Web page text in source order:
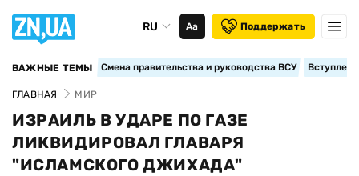
RU Аа Поддержать
ВАЖНЫЕ ТЕМЫ Смена правительства и руководства ВСУ
ГЛАВНАЯ МИР
ИЗРАИЛЬ В УДАРЕ ПО ГАЗЕ
ЛИКВИДИРОВАЛ ГЛАВАРЯ
"ИСЛАМСКОГО ДЖИХАДА"